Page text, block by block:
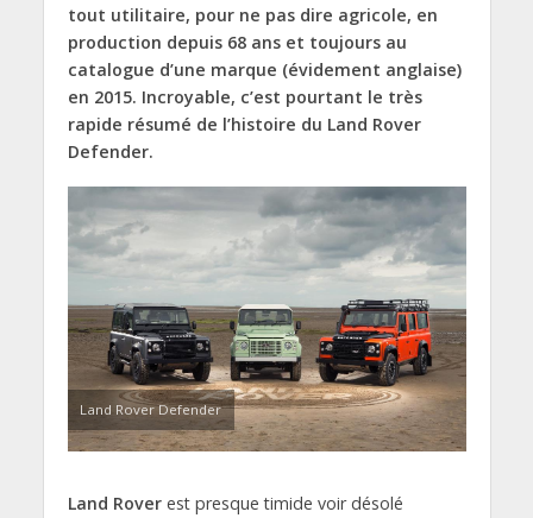
tout utilitaire, pour ne pas dire agricole, en
production depuis 68 ans et toujours au
catalogue d’une marque (évidement anglaise)
en 2015. Incroyable, c’est pourtant le très
rapide résumé de l’histoire du Land Rover
Defender.
Land Rover Defender
Land Roverest presque timide voir désolé